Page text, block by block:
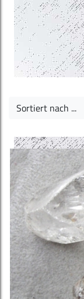
Sortiert nach ...